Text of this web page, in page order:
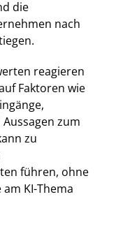
die
nach
reagieren
Faktoren wie
zum
zu
führen, ohne
KI-Thema